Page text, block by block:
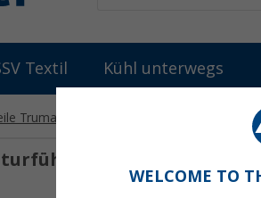
Textil Kühl unterwegs
Truma Ersatzteile Truma Klimaanlagen
WELCOME TO